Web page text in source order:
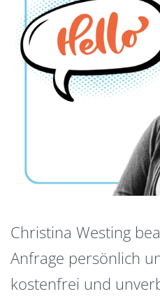
Christina Westing
Anfrage persönlich
kostenfrei und